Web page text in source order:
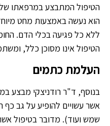
הטיפול המתבצע במרפאתו של
הוא נעשה באמצעות מחט
ללא כל פגיעה בכלי הדם.
הטיפול אינו מסוכן כלל,
העלמת כתמים
בנוסף, ד"ר רודניצקי מבצע
אשר עשויים להופיע על גב
שמש ועוד). מדובר בטיפול